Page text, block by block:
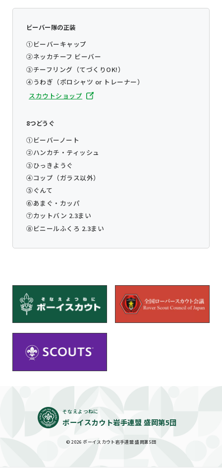
ビーバー隊の正装
①ビーバーキャップ
②ネッカチーフ ビーバー
③チーフリング（てづくりOK!）
④うわぎ（ポロシャツ or トレーナー）
スカウトショップ
8つどうぐ
①ビーバーノート
②ハンカチ・ティッシュ
③ひっきようぐ
④コップ（ガラス以外）
⑤ぐんて
⑥あまぐ・カッパ
⑦カットバン 2.3まい
⑧ビニールふくろ 2.3まい
そなえよつねに
ボーイスカウト岩手連盟 盛岡第5団
© 2026 ボーイスカウト岩手連盟 盛岡第5団